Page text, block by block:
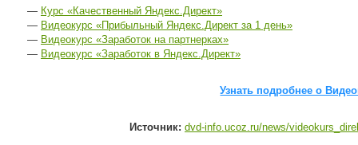
— Курс «Качественный Яндекс.Директ»
— Видеокурс «Прибыльный Яндекс.Директ за 1 день»
— Видеокурс «Заработок на партнерках»
— Видеокурс «Заработок в Яндекс.Директ»
Узнать подробнее о
Источник: dvd-info.ucoz.ru/news/